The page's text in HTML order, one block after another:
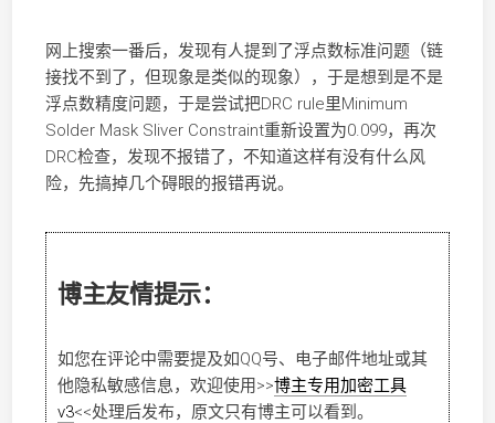
网上搜索一番后，发现有人提到了浮点数标准问题（链
接找不到了，但现象是类似的现象），于是想到是不是
浮点数精度问题，于是尝试把DRC rule里Minimum
Solder Mask Sliver Constraint重新设置为0.099，再次
DRC检查，发现不报错了，不知道这样有没有什么风
险，先搞掉几个碍眼的报错再说。
博主友情提示：
如您在评论中需要提及如QQ号、电子邮件地址或其
他隐私敏感信息，欢迎使用>>博主专用加密工具
v3<<处理后发布，原文只有博主可以看到。